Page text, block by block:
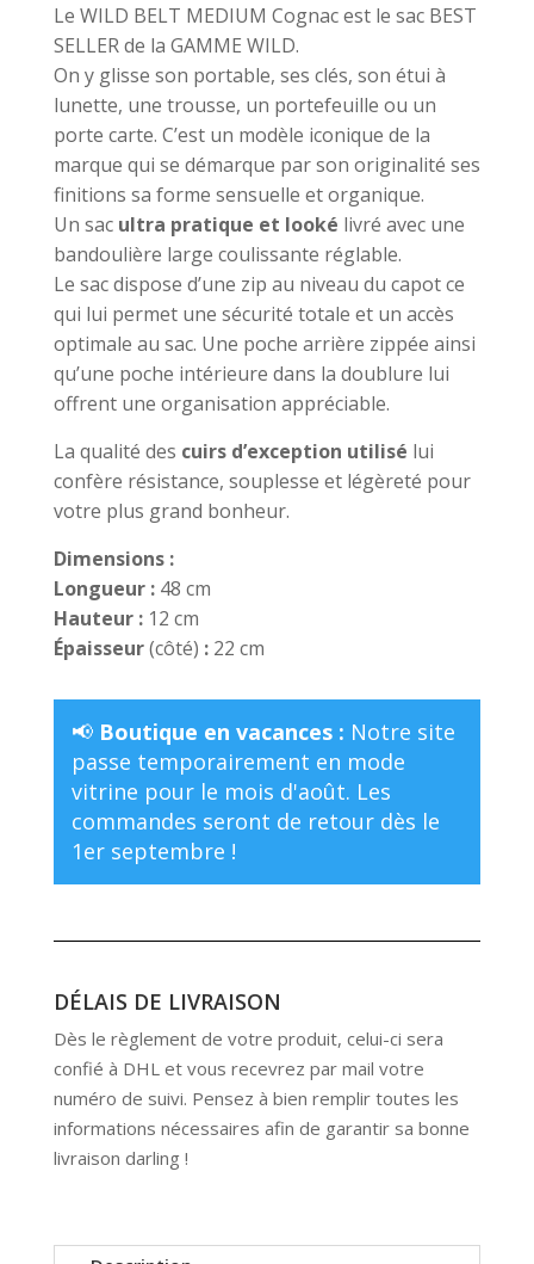
Le WILD BELT MEDIUM Cognac est le sac BEST
SELLER de la GAMME WILD.
On y glisse son portable, ses clés, son étui à
lunette, une trousse, un portefeuille ou un
porte carte. C’est un modèle iconique de la
marque qui se démarque par son originalité ses
finitions sa forme sensuelle et organique.
Un sac ultra pratique et looké livré avec une
bandoulière large coulissante réglable.
Le sac dispose d’une zip au niveau du capot ce
qui lui permet une sécurité totale et un accès
optimale au sac. Une poche arrière zippée ainsi
qu’une poche intérieure dans la doublure lui
offrent une organisation appréciable.
La qualité des cuirs d’exception utilisé lui
confère résistance, souplesse et légèreté pour
votre plus grand bonheur.
Dimensions :
Longueur :48 cm
Hauteur :12 cm
Épaisseur(côté) :22 cm
📢 Boutique en vacances : Notre site
passe temporairement en mode
vitrine pour le mois d'août. Les
commandes seront de retour dès le
1er septembre !
DÉLAIS DE LIVRAISON
Dès le règlement de votre produit, celui-ci sera
confié à DHL et vous recevrez par mail votre
numéro de suivi. Pensez à bien remplir toutes les
informations nécessaires afin de garantir sa bonne
livraison darling !